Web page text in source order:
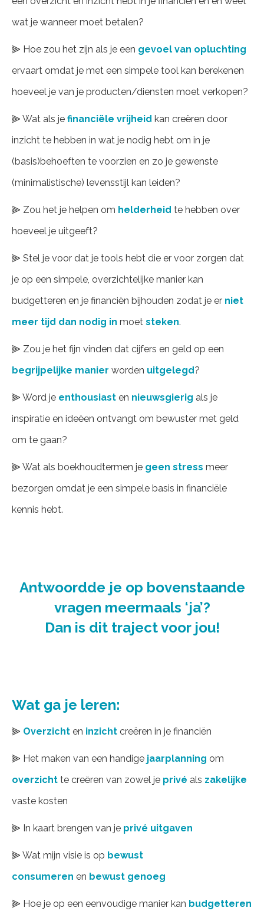
wat je wanneer moet betalen?
⫸ Hoe zou het zijn als je een gevoel van opluchting
ervaart omdat je met een simpele tool kan berekenen
hoeveel je van je producten/diensten moet verkopen?
⫸ Wat als je financiële vrijheid kan creëren door
inzicht te hebben in wat je nodig hebt om in je
(basis)behoeften te voorzien en zo je gewenste
(minimalistische) levensstijl kan leiden?
⫸ Zou het je helpen om helderheid te hebben over
hoeveel je uitgeeft?
⫸ Stel je voor dat je tools hebt die er voor zorgen dat
je op een simpele, overzichtelijke manier kan
budgetteren en je financiën bijhouden zodat je er niet
meer tijd dan nodig in moet steken.
⫸ Zou je het fijn vinden dat cijfers en geld op een
begrijpelijke manier worden uitgelegd?
⫸ Word je enthousiast en nieuwsgierig als je
inspiratie en ideëen ontvangt om bewuster met geld
om te gaan?
⫸ Wat als boekhoudtermen je geen stress meer
bezorgen omdat je een simpele basis in financiële
kennis hebt.
Antwoordde je op bovenstaande
vragen meermaals ‘ja’?
Dan is dit traject voor jou!
Wat ga je leren:
⫸ Overzicht en inzicht creëren in je financiën
⫸ Het maken van een handige jaarplanning om
overzicht te creëren van zowel je privé als zakelijke
vaste kosten
⫸ In kaart brengen van je privé uitgaven
⫸ Wat mijn visie is op bewust
consumeren en bewust genoeg
⫸ Hoe je op een eenvoudige manier kan budgetteren